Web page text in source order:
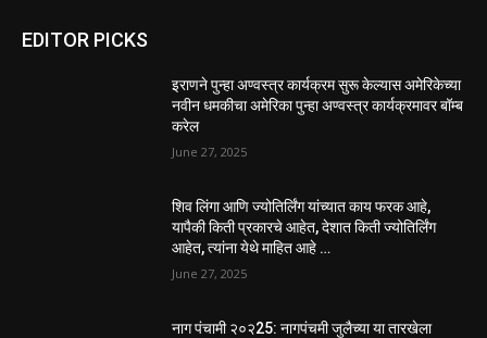
EDITOR PICKS
इराणने पुन्हा अण्वस्त्र कार्यक्रम सुरू केल्यास अमेरिकेच्या
नवीन धमकीचा अमेरिका पुन्हा अण्वस्त्र कार्यक्रमावर बॉम्ब
करेल
June 27, 2025
शिव लिंगा आणि ज्योतिर्लिंग यांच्यात काय फरक आहे,
यापैकी किती प्रकारचे आहेत, देशात किती ज्योतिर्लिंग
आहेत, त्यांना येथे माहित आहे …
June 27, 2025
नाग पंचामी २०२25: नागपंचमी जुलैच्या या तारखेला